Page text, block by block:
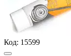
Код: 15599